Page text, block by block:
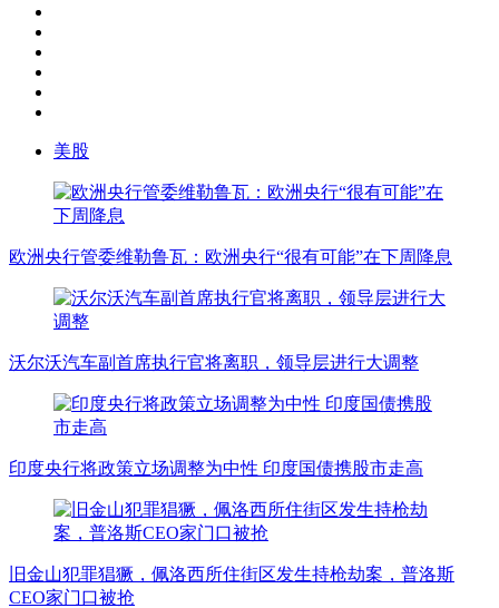
美股
欧洲央行管委维勒鲁瓦：欧洲央行“很有可能”在下周降息
沃尔沃汽车副首席执行官将离职，领导层进行大调整
印度央行将政策立场调整为中性 印度国债携股市走高
旧金山犯罪猖獗，佩洛西所住街区发生持枪劫案，普洛斯
CEO家门口被抢